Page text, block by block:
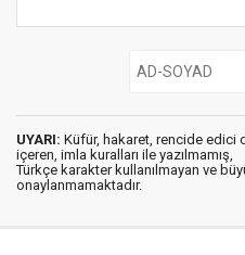
UYARI: Küfür, hakaret, rencide edici
içeren, imla kuralları ile yazılmamış,
Türkçe karakter kullanılmayan ve
onaylanmamaktadır.